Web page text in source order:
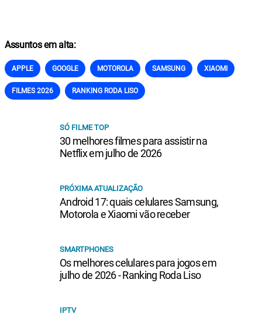
Assuntos em alta:
APPLE GOOGLE MOTOROLA SAMSUNG XIAOMI
FILMES 2026 RANKING RODA LISO
SÓ FILME TOP
30 melhores filmes para assistir na
Netflix em julho de 2026
PRÓXIMA ATUALIZAÇÃO
Android 17: quais celulares Samsung,
Motorola e Xiaomi vão receber
SMARTPHONES
Os melhores celulares para jogos em
julho de 2026 - Ranking Roda Liso
IPTV